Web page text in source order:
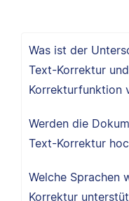
Was ist der
Text-Korrektur
Korrekturfunktion
Werden die
Text-Korrektur
Welche Sprachen
Korrektur